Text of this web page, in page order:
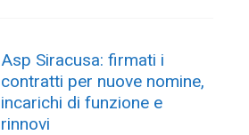
Asp Siracusa: firmati i
contratti per nuove nomine,
incarichi di funzione e
rinnovi